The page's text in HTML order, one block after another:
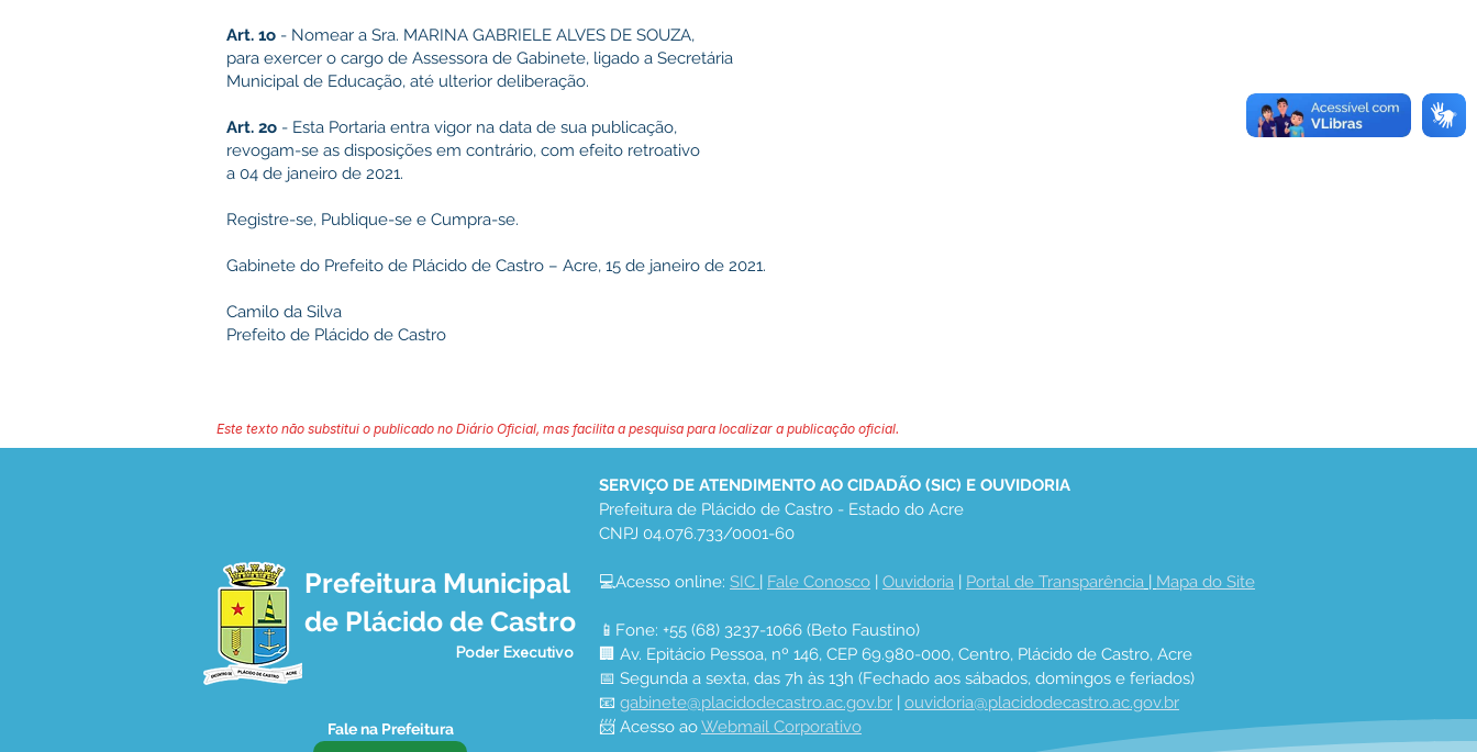
Art. 1o - Nomear a Sra. MARINA GABRIELE ALVES DE SOUZA,
para exercer o cargo de Assessora de Gabinete, ligado a Secretária
Municipal de Educação, até ulterior deliberação.
Art. 2o - Esta Portaria entra vigor na data de sua publicação,
revogam-se as disposições em contrário, com efeito retroativo
a 04 de janeiro de 2021.
Registre-se, Publique-se e Cumpra-se.
Gabinete do Prefeito de Plácido de Castro – Acre, 15 de janeiro de 2021.
Camilo da Silva
Prefeito de Plácido de Castro
Este texto não substitui o publicado no Diário Oficial, mas facilita a pesquisa para localizar a publicação oficial.
Prefeitura Municipal
de Plácido de Castro
Poder Executivo
Fale na Prefeitura
SERVIÇO DE ATENDIMENTO AO CIDADÃO (SIC) E OUVIDORIA
Prefeitura de Plácido de Castro - Estado do Acre
CNPJ 04.076.733/0001-60
💻Acesso online: SIC | Fale Conosco | Ouvidoria | Portal de Transparência | Mapa do Site
📱Fone: +55 (68) 3237-1066 (Beto Faustino)
🏢 Av. Epitácio Pessoa, nº 146, CEP 69.980-000, Centro, Plácido de Castro, Acre
📅 Segunda a sexta, das 7h às 13h (Fechado aos sábados, domingos e feriados)
📧 gabinete@placidodecastro.ac.gov.br | ouvidoria@placidodecastro.ac.gov.br
📨 Acesso ao Webmail Corporativo